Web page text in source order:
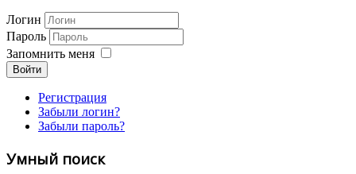
Логин
Пароль
Запомнить меня
Войти
Регистрация
Забыли логин?
Забыли пароль?
Умный поиск